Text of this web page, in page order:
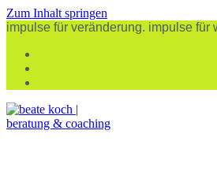
Zum Inhalt springen
impulse für veränderung. impulse für